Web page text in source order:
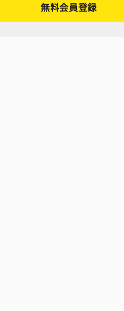
無料会員登録